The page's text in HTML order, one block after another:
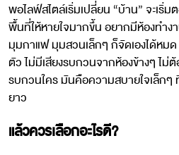
พอไลฟ์สไตล์เริ่มเปลี่ยน “บ้าน” จะเริ่
พื้นที่ให้หายใจมากขึ้น อยากมีห้องทำ
มุมกาแฟ มุมสวนเล็กๆ ก็จัดเองได้ห
ตัว ไม่มีเสียงรบกวนจากห้องข้างๆ ไม่
รบกวนใคร มันคือความสบายใจเล็กๆ
ยาว
แล้วควรเลือกอะไรดี?